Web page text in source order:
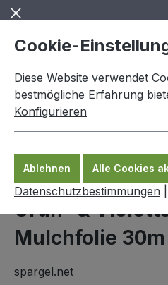
Zum Hauptinhalt springen
Spargelzubehör
Grün- &
Mulchfolie 30m
spargel.net
Cookie-
Diese Website verwendet
bestmögliche Erfahrung
Konfigurieren
Ablehnen Alle Cookies
Datenschutzbestimmungen